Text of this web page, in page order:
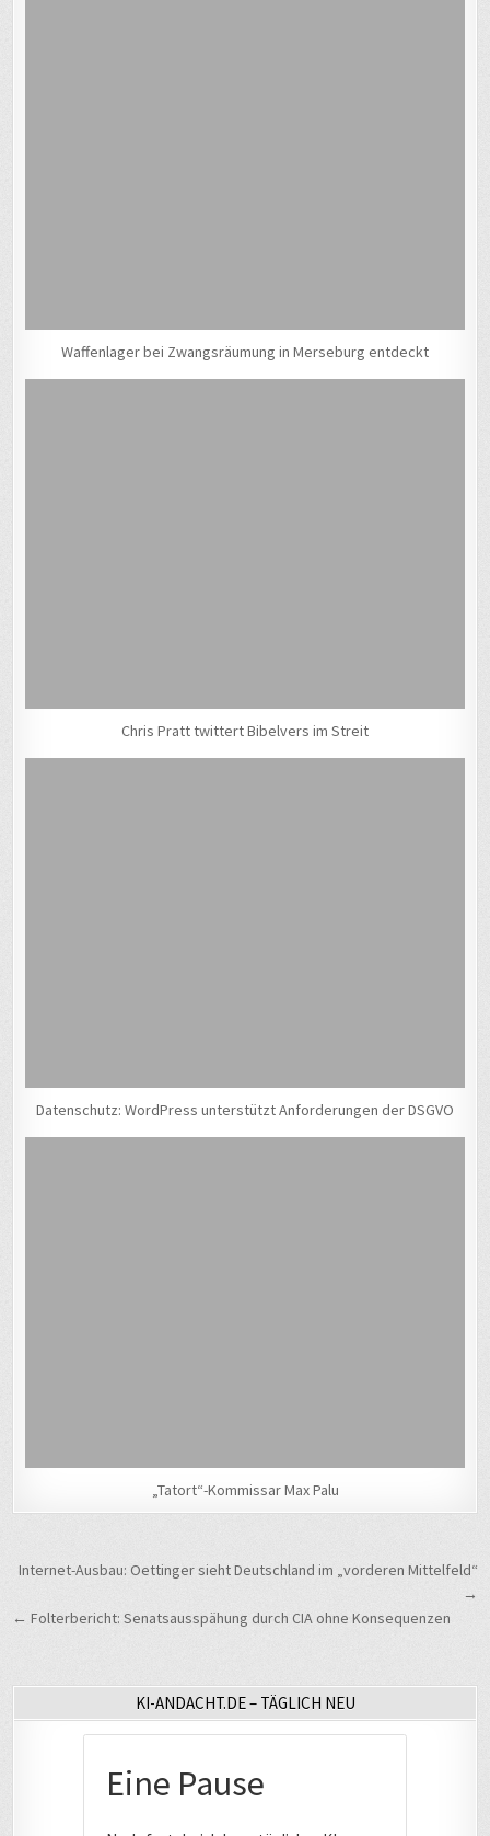
Waffenlager bei Zwangsräumung in Merseburg entdeckt
Chris Pratt twittert Bibelvers im Streit
Datenschutz: WordPress unterstützt Anforderungen der DSGVO
„Tatort“-Kommissar Max Palu
Beitragsnavigation
Internet-Ausbau: Oettinger sieht Deutschland im „vorderen Mittelfeld“
→
← Folterbericht: Senatsausspähung durch CIA ohne Konsequenzen
KI-ANDACHT.DE – TÄGLICH NEU